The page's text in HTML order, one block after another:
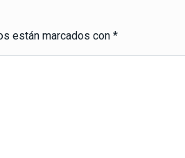
están marcados con *